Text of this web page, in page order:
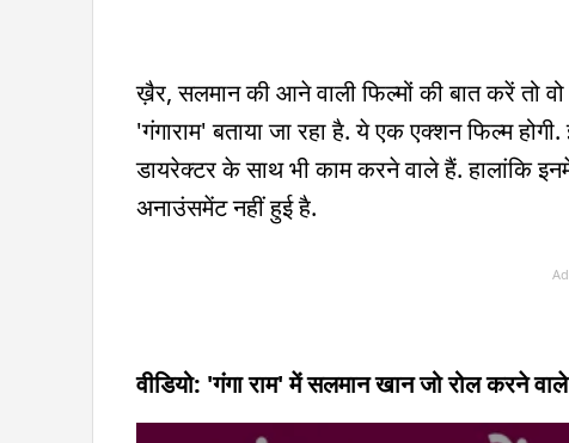
ख़ैर, सलमान की आने वाली फिल्मों की बात करें तो
'गंगाराम' बताया जा रहा है. ये एक एक्शन फिल्म
डायरेक्टर के साथ भी काम करने वाले हैं. हालांकि
अनाउंसमेंट नहीं हुई है.
वीडियो: 'गंगा राम' में सलमान खान जो रोल करने